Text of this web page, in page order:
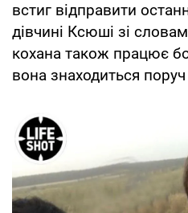
встиг відправити
дівчині Ксюші зі
кохана також працює
вона знаходиться